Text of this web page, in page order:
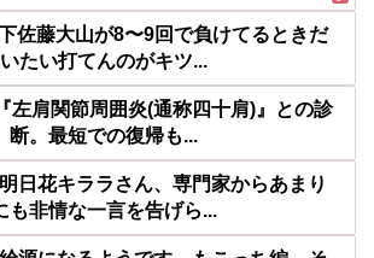
佐藤大山が8〜9回で負けてるときだ
いたい打てんのがキツ...
左肩関節周囲炎(通称四十肩)』との診
断。最短での復帰も...
明日花キララさん、専門家からあまり
も非情な一言を告げら...